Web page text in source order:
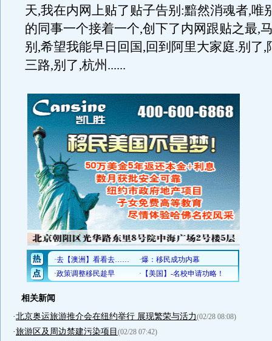
天,我在内网上贴了贴子告别:黯然消魂者,唯
的同事一个接着一个,创下了内网跟贴之最,
别,希望我能早日回国,回到阿里大家庭.别了,
三路,别了,杭州......
相关新闻
·北京奥运旅游推介会在纽约举行 展现繁荣与活力(02/28 08:08)
·旅游区及周边禁建污染项目 (02/28 07:42)